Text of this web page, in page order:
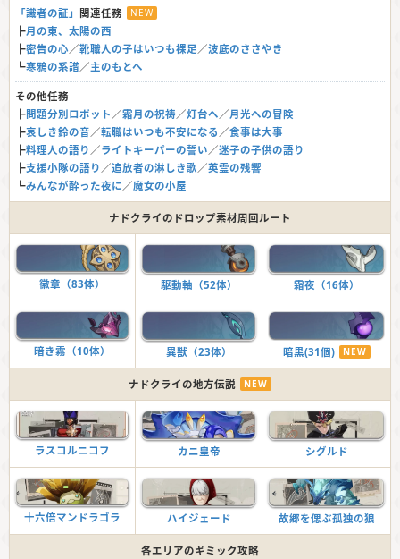
「識者の証」 関連任務 NEW
┣月の東、太陽の西
┣密告の心／靴職人の子はいつも裸足／波底のささやき
┗寒鴉の系譜／主のもとへ
その他任務
┣問題分別ロボット ／霜月の祝祷 ／灯台へ ／月光への冒険
┣哀しき鈴の音 ／転職はいつも不安になる ／食事は大事
┣料理人の語り ／ライトキーパーの誓い ／迷子の子供の語り
┣支援小隊の語り ／追放者の淋しき歌 ／英霊の残響
┗みんなが酔った夜に ／魔女の小屋
ナドクライのドロップ素材周回ルート
徽章（83体） 駆動軸（52体） 霜夜（16体）
暗き霧（10体） 異獣（23体） 暗黒(31個) NEW
ナドクライの地方伝説 NEW
ラスコルニコフ カニ皇帝 シグルド
十六倍マンドラゴラ ハイジェード 故郷を偲ぶ孤独の狼
各エリアのギミック攻略